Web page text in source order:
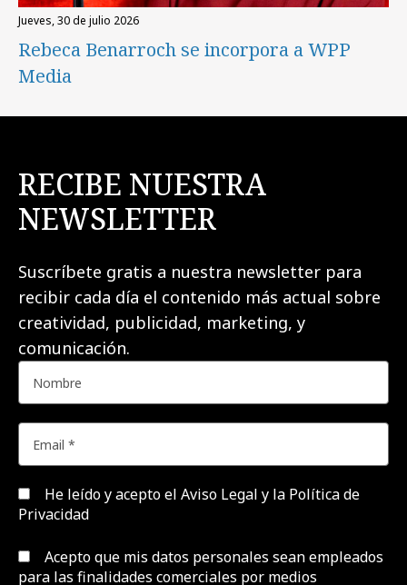
jueves, 30 de julio 2026
Rebeca Benarroch se incorpora a WPP
Media
RECIBE NUESTRA
NEWSLETTER
Suscríbete gratis a nuestra newsletter para
recibir cada día el contenido más actual sobre
creatividad, publicidad, marketing, y
comunicación.
He leído y acepto el Aviso Legal y la Política de
Privacidad
Acepto que mis datos personales sean empleados
para las finalidades comerciales por medios